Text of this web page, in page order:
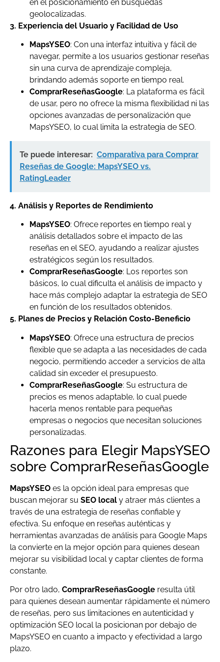
en el posicionamiento en búsquedas
geolocalizadas.
3. Experiencia del Usuario y Facilidad de Uso
MapsYSEO: Con una interfaz intuitiva y fácil de
navegar, permite a los usuarios gestionar reseñas
sin una curva de aprendizaje compleja,
brindando además soporte en tiempo real.
ComprarReseñasGoogle: La plataforma es fácil
de usar, pero no ofrece la misma flexibilidad ni las
opciones avanzadas de personalización que
MapsYSEO, lo cual limita la estrategia de SEO.
Te puede interesar: Comparativa para Comprar
Reseñas de Google: MapsYSEO vs.
RatingLeader
4. Análisis y Reportes de Rendimiento
MapsYSEO: Ofrece reportes en tiempo real y
análisis detallados sobre el impacto de las
reseñas en el SEO, ayudando a realizar ajustes
estratégicos según los resultados.
ComprarReseñasGoogle: Los reportes son
básicos, lo cual dificulta el análisis de impacto y
hace más complejo adaptar la estrategia de SEO
en función de los resultados obtenidos.
5. Planes de Precios y Relación Costo-Beneficio
MapsYSEO: Ofrece una estructura de precios
flexible que se adapta a las necesidades de cada
negocio, permitiendo acceder a servicios de alta
calidad sin exceder el presupuesto.
ComprarReseñasGoogle: Su estructura de
precios es menos adaptable, lo cual puede
hacerla menos rentable para pequeñas
empresas o negocios que necesitan soluciones
personalizadas.
Razones para Elegir MapsYSEO
sobre ComprarReseñasGoogle
MapsYSEO es la opción ideal para empresas que
buscan mejorar su SEO local y atraer más clientes a
través de una estrategia de reseñas confiable y
efectiva. Su enfoque en reseñas auténticas y
herramientas avanzadas de análisis para Google Maps
la convierte en la mejor opción para quienes desean
mejorar su visibilidad local y captar clientes de forma
constante.
Por otro lado, ComprarReseñasGoogle resulta útil
para quienes desean aumentar rápidamente el número
de reseñas, pero sus limitaciones en autenticidad y
optimización SEO local la posicionan por debajo de
MapsYSEO en cuanto a impacto y efectividad a largo
plazo.